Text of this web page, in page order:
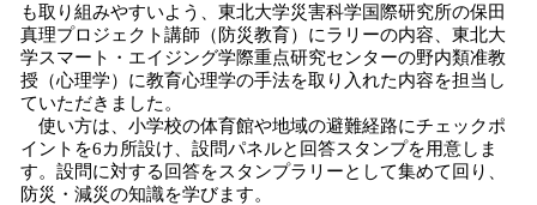
も取り組みやすいよう、東北大学災害科学国際研究所の保田
真理プロジェクト講師（防災教育）にラリーの内容、東北大
学スマート・エイジング学際重点研究センターの野内類准教
授（心理学）に教育心理学の手法を取り入れた内容を担当し
ていただきました。
使い方は、小学校の体育館や地域の避難経路にチェックポ
イントを6カ所設け、設問パネルと回答スタンプを用意しま
す。設問に対する回答をスタンプラリーとして集めて回り、
防災・減災の知識を学びます。